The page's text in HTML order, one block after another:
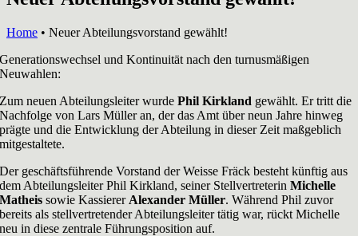
Home • Neuer Abteilungsvorstand gewählt!
Generationswechsel und Kontinuität nach den turnusmäßigen
Neuwahlen:
Zum neuen Abteilungsleiter wurdePhil Kirkland gewählt. Er tritt die
Nachfolge von Lars Müller an, der das Amt über neun Jahre hinweg
prägte und die Entwicklung der Abteilung in dieser Zeit maßgeblich
mitgestaltete.
Der geschäftsführende Vorstand der Weisse Fräck besteht künftig aus
dem Abteilungsleiter Phil Kirkland, seiner StellvertreterinMichelle
Matheis sowie Kassierer Alexander Müller. Während Phil zuvor
bereits als stellvertretender Abteilungsleiter tätig war, rückt Michelle
neu in diese zentrale Führungsposition auf.